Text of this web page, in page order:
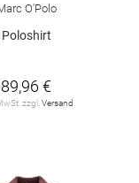
O'Polo
Poloshirt
89,96 €
zzgl. Versand